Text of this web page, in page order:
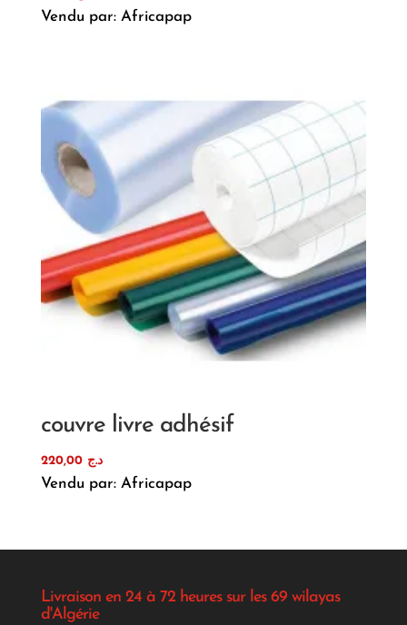
sur 5
Vendu par: Africapap
couvre livre adhésif
د.ج 220,00
Vendu par: Africapap
Livraison en 24 à 72 heures sur les 69 wilayas
d'Algérie